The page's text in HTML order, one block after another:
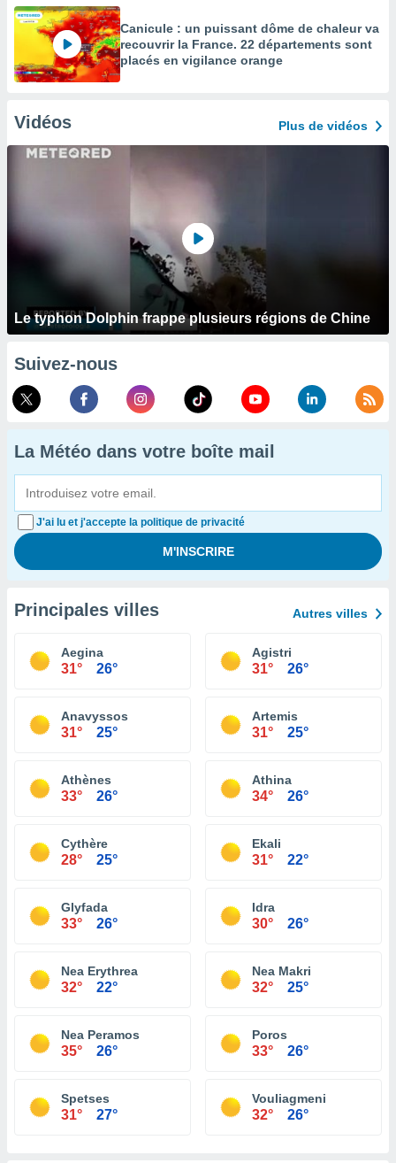
Canicule : un puissant dôme de chaleur va
recouvrir la France. 22 départements sont
placés en vigilance orange
Vidéos Plus de vidéos
Le typhon Dolphin frappe plusieurs régions de Chine
Suivez-nous
La Météo dans votre boîte mail
J'ai lu et j'accepte la politique de privacité
Principales villes Autres villes
Aegina
31° 26°
Agistri
31° 26°
Anavyssos
31° 25°
Artemis
31° 25°
Athènes
33° 26°
Athina
34° 26°
Cythère
28° 25°
Ekali
31° 22°
Glyfada
33° 26°
Idra
30° 26°
Nea Erythrea
32° 22°
Nea Makri
32° 25°
Nea Peramos
35° 26°
Poros
33° 26°
Spetses
31° 27°
Vouliagmeni
32° 26°